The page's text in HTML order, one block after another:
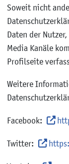
Soweit nicht
Daten der
Media Kanäle
Profilseite
Weitere
Facebook:
Twitter: